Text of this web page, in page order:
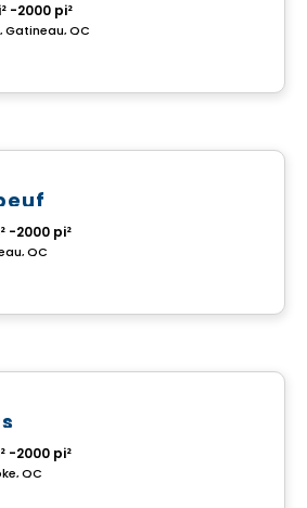
-2000 pi²
Gatineau, QC
-2000 pi²
QC
-2000 pi²
QC